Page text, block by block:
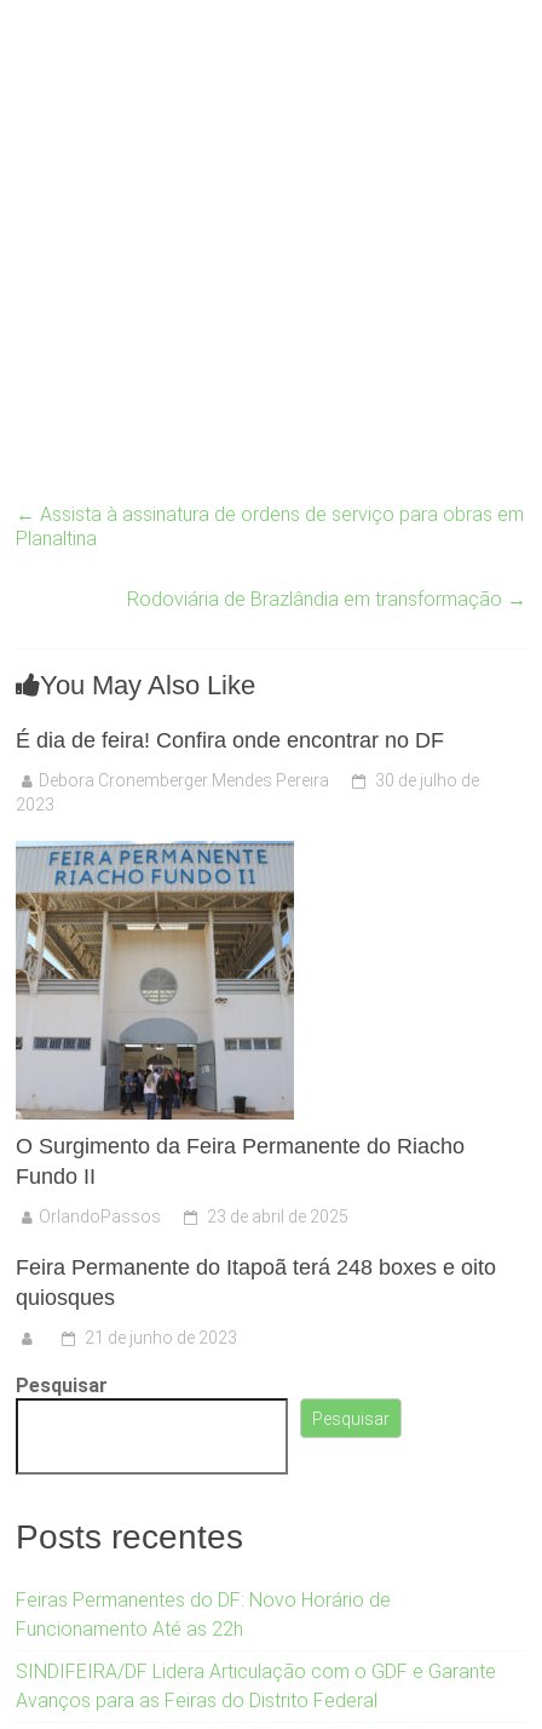
← Assista à assinatura de ordens de serviço para obras em
Planaltina
Rodoviária de Brazlândia em transformação →
You May Also Like
É dia de feira! Confira onde encontrar no DF
Debora Cronemberger Mendes Pereira
30 de julho de
2023
O Surgimento da Feira Permanente do Riacho
Fundo II
OrlandoPassos 23 de abril de 2025
Feira Permanente do Itapoã terá 248 boxes e oito
quiosques
21 de junho de 2023
Pesquisar
Pesquisar
Posts recentes
Feiras Permanentes do DF: Novo Horário de
Funcionamento Até as 22h
SINDIFEIRA/DF Lidera Articulação com o GDF e Garante
Avanços para as Feiras do Distrito Federal